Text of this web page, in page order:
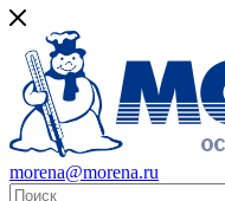
morena@morena.ru